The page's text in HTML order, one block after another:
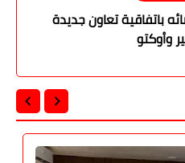
باتفاقية تعاون جديدة
وأوكتو